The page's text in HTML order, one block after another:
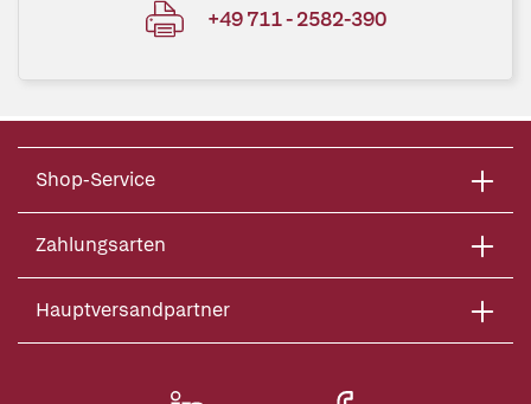
+49 711 - 2582-390
Shop-Service
Zahlungsarten
Hauptversandpartner